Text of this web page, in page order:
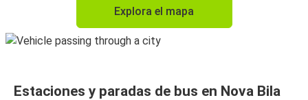
Explora el mapa
Estaciones y paradas de bus en Nova Bila